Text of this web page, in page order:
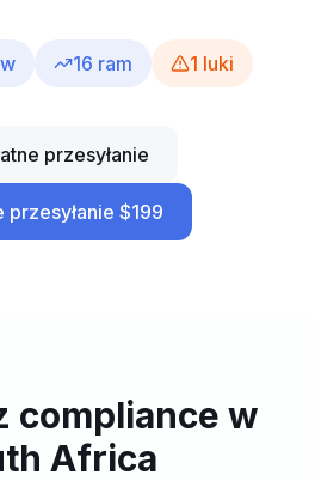
16 ram 1 luki
przesyłanie
przesyłanie $199
compliance w
Africa